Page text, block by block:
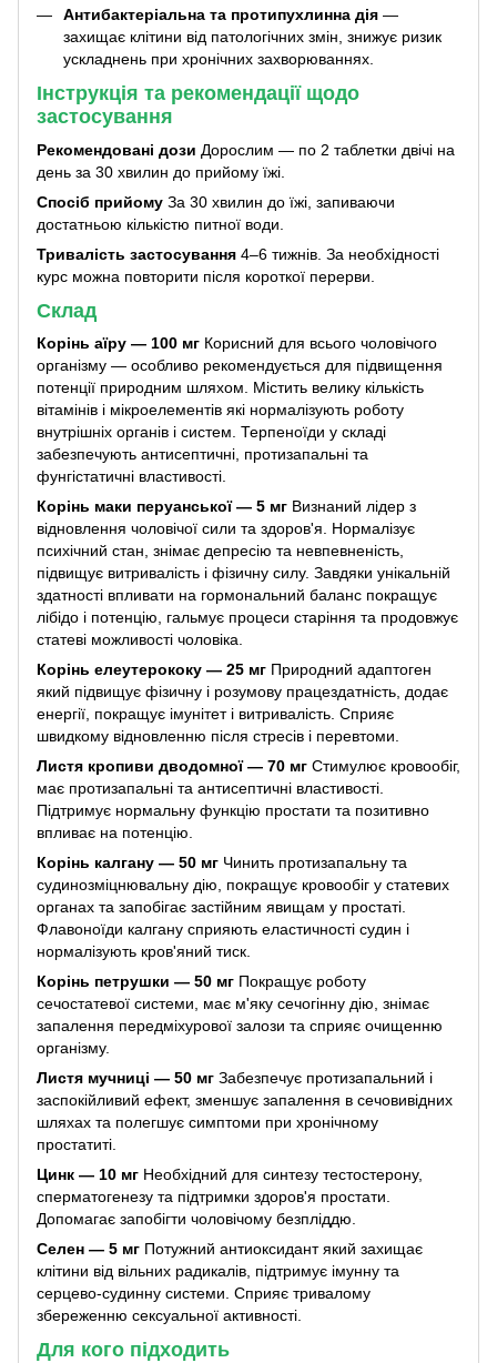
Антибактеріальна та протипухлинна дія —
захищає клітини від патологічних змін, знижує ризик
ускладнень при хронічних захворюваннях.
Інструкція та рекомендації щодо
застосування
Рекомендовані дози Дорослим — по 2 таблетки двічі на
день за 30 хвилин до прийому їжі.
Спосіб прийому За 30 хвилин до їжі, запиваючи
достатньою кількістю питної води.
Тривалість застосування 4–6 тижнів. За необхідності
курс можна повторити після короткої перерви.
Склад
Корінь аїру — 100 мг Корисний для всього чоловічого
організму — особливо рекомендується для підвищення
потенції природним шляхом. Містить велику кількість
вітамінів і мікроелементів які нормалізують роботу
внутрішніх органів і систем. Терпеноїди у складі
забезпечують антисептичні, протизапальні та
фунгістатичні властивості.
Корінь маки перуанської — 5 мг Визнаний лідер з
відновлення чоловічої сили та здоров'я. Нормалізує
психічний стан, знімає депресію та невпевненість,
підвищує витривалість і фізичну силу. Завдяки унікальній
здатності впливати на гормональний баланс покращує
лібідо і потенцію, гальмує процеси старіння та продовжує
статеві можливості чоловіка.
Корінь елеутерококу — 25 мг Природний адаптоген
який підвищує фізичну і розумову працездатність, додає
енергії, покращує імунітет і витривалість. Сприяє
швидкому відновленню після стресів і перевтоми.
Листя кропиви дводомної — 70 мг Стимулює кровообіг,
має протизапальні та антисептичні властивості.
Підтримує нормальну функцію простати та позитивно
впливає на потенцію.
Корінь калгану — 50 мг Чинить протизапальну та
судинозміцнювальну дію, покращує кровообіг у статевих
органах та запобігає застійним явищам у простаті.
Флавоноїди калгану сприяють еластичності судин і
нормалізують кров'яний тиск.
Корінь петрушки — 50 мг Покращує роботу
сечостатевої системи, має м'яку сечогінну дію, знімає
запалення передміхурової залози та сприяє очищенню
організму.
Листя мучниці — 50 мг Забезпечує протизапальний і
заспокійливий ефект, зменшує запалення в сечовивідних
шляхах та полегшує симптоми при хронічному
простатиті.
Цинк — 10 мг Необхідний для синтезу тестостерону,
сперматогенезу та підтримки здоров'я простати.
Допомагає запобігти чоловічому безпліддю.
Селен — 5 мг Потужний антиоксидант який захищає
клітини від вільних радикалів, підтримує імунну та
серцево-судинну системи. Сприяє тривалому
збереженню сексуальної активності.
Для кого підходить